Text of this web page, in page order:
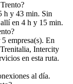
h y 43 min. Sin
en 4 h y 15 min.
empresa(s). En
Intercity
en esta ruta.
al día.